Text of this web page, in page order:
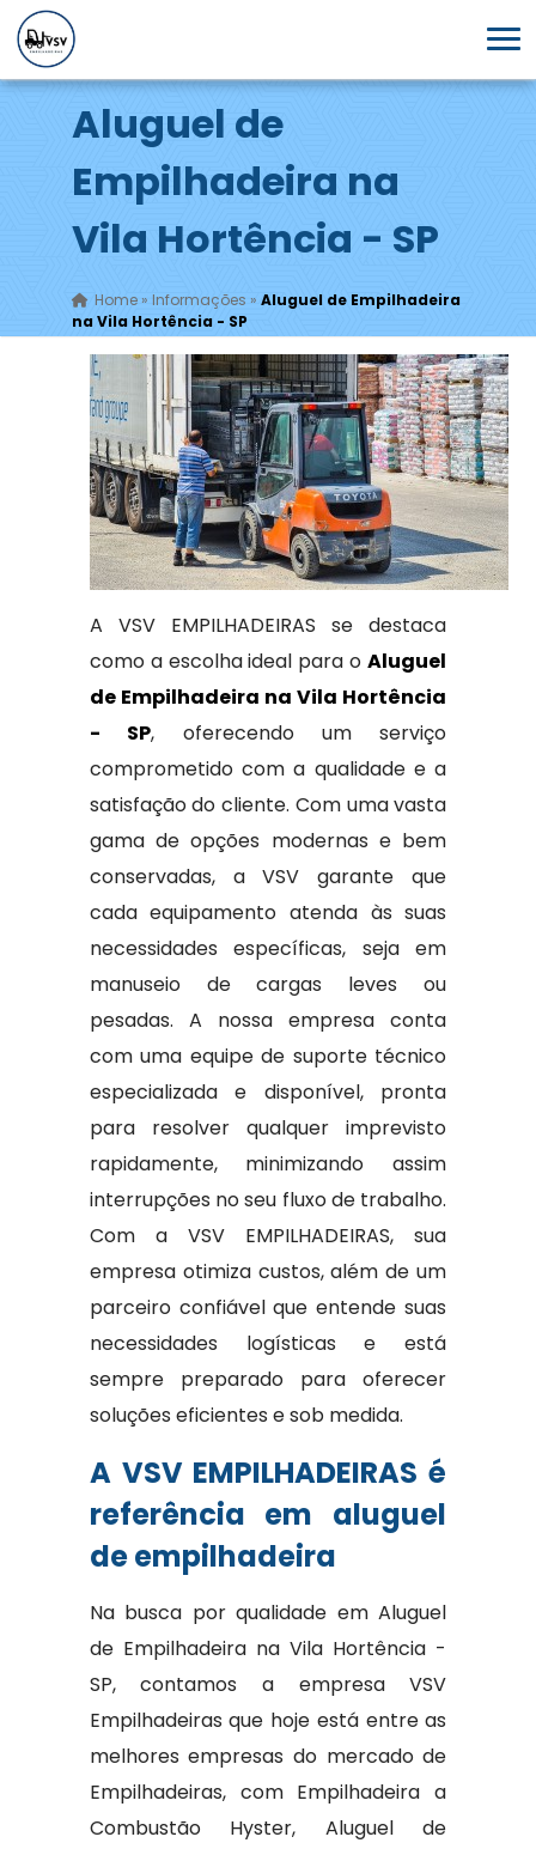
Aluguel de
Empilhadeira na
Vila Hortência - SP
Home» Informações » Aluguel de Empilhadeira
na Vila Hortência - SP
A VSV EMPILHADEIRAS se destaca
como a escolha ideal para oAluguel
de Empilhadeira na Vila Hortência
- SP, oferecendo um serviço
comprometido com a qualidade e a
satisfação do cliente. Com uma vasta
gama de opções modernas e bem
conservadas, a VSV garante que
cada equipamento atenda às suas
necessidades específicas, seja em
manuseio de cargas leves ou
pesadas. A nossa empresa conta
com uma equipe de suporte técnico
especializada e disponível, pronta
para resolver qualquer imprevisto
rapidamente, minimizando assim
interrupções no seu fluxo de trabalho.
Com a VSV EMPILHADEIRAS, sua
empresa otimiza custos, além de um
parceiro confiável que entende suas
necessidades logísticas e está
sempre preparado para oferecer
soluções eficientes e sob medida.
A VSV EMPILHADEIRAS é
referência em aluguel
de empilhadeira
Na busca por qualidade em Aluguel
de Empilhadeira na Vila Hortência -
SP, contamos a empresa VSV
Empilhadeiras que hoje está entre as
melhores empresas do mercado de
Empilhadeiras, com Empilhadeira a
Combustão Hyster, Aluguel de